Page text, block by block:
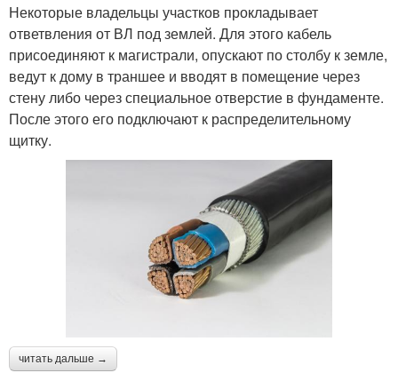
Некоторые владельцы участков прокладывает
ответвления от ВЛ под землей. Для этого кабель
присоединяют к магистрали, опускают по столбу к земле,
ведут к дому в траншее и вводят в помещение через
стену либо через специальное отверстие в фундаменте.
После этого его подключают к распределительному
щитку.
читать дальше →